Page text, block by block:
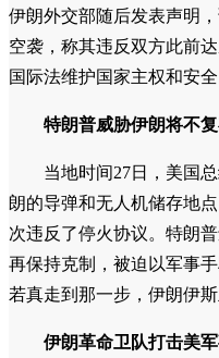
伊朗外交部随后发表声明
空袭，称其违反双方此前
国际法维护国家主权和安全
特朗普威胁伊朗将不
当地时间27日，美国
朗的导弹和无人机储存地
次违反了停火协议。特朗
再保持克制，被迫以军事
若真走到那一步，伊朗伊
伊朗革命卫队打击美